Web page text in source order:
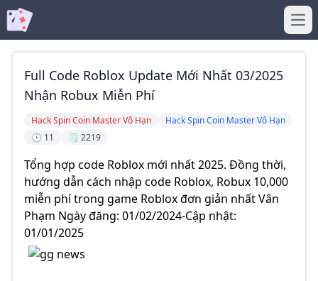
Full Code Roblox Update Mới Nhất 03/2025
Nhận Robux Miễn Phí
Hack Spin Coin Master Vô Hạn
Hack Spin Coin Master Vô Hạn
🕒 11
🗒️ 2219
Tổng hợp code Roblox mới nhất 2025. Đồng thời,
hướng dẫn cách nhập code Roblox, Robux 10,000
miễn phí trong game Roblox đơn giản nhất Vân
Phạm Ngày đăng: 01/02/2024-Cập nhật:
01/01/2025